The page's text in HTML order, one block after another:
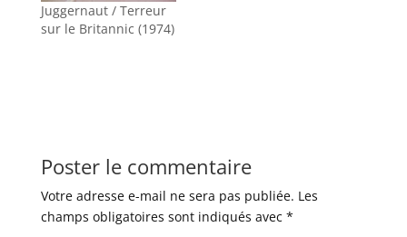
Juggernaut / Terreur
sur le Britannic (1974)
Poster le commentaire
Votre adresse e-mail ne sera pas publiée. Les
champs obligatoires sont indiqués avec *